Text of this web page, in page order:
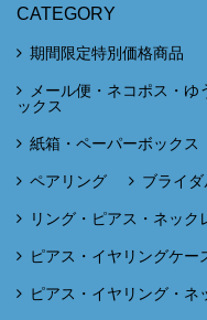
CATEGORY
期間限定特別価格商品
メール便・ネコポス・
ックス
紙箱・ペーパーボックス
ペアリング ブライ
リング・ピアス・ネック
ピアス・イヤリングケー
ピアス・イヤリング・ネ